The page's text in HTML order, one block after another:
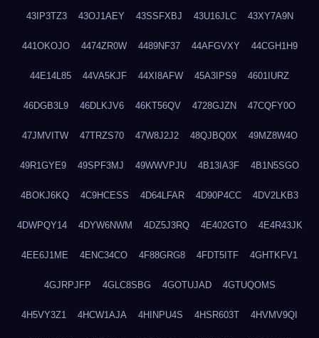
43IP3TZ3 43OJ1AEY 43SSFXBJ 43U16JLC 43XY7A9N
441OKOJO 4474ZR0W 4489NF37 44AFGVXY 44CGH1H9
44E14L85 44VA5KJF 44XI8AFW 45A3IPS9 4601IURZ
46DGB3L9 46DLKJV6 46KT56QV 4728GJZN 47CQFY0O
47JMVITW 47TRZS70 47W8J2J2 48QJBQ0X 49MZ8W4O
49R1GYE9 49SPF3MJ 49WWVPJU 4B13IA3F 4B1N5SGO
4BOKJ6KQ 4C9HCESS 4D64LFAR 4D90P4CC 4DV2LKB3
4DWPQY14 4DYW6NWM 4DZ5J3RQ 4E402GTO 4E4R43JK
4EE6J1ME 4ENC34CO 4F88GRG8 4FDT5ITF 4GHTKFV1
4GJRPJFP 4GLC8SBG 4GOTUJAD 4GTUQOMS
4H5VY3Z1 4HCW1AJA 4HINPU4S 4HSR603T 4HVMV9QI